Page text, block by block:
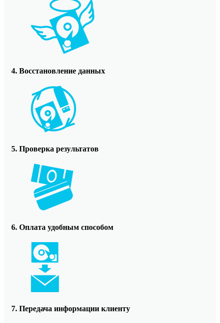
4. Восстановление данных
5. Проверка результатов
6. Оплата удобным способом
7. Передача информации клиенту